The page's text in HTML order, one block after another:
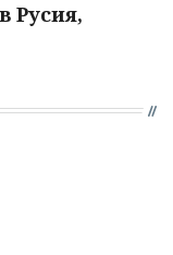
Русия,